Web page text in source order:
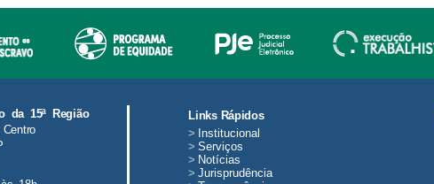
da 15ª Região
Links Rápidos
> Institucional
> Serviços
> Notícias
> Jurisprudência